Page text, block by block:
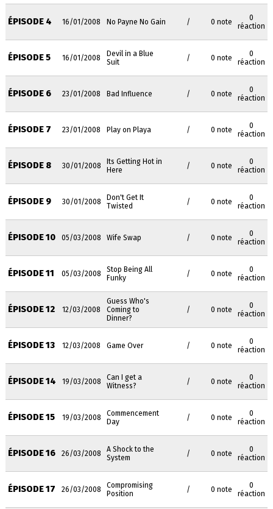
ÉPISODE 4 16/01/2008 No Payne No Gain / 0 note
0
réaction
ÉPISODE 5 16/01/2008
Devil in a Blue
Suit
/ 0 note
0
réaction
ÉPISODE 6 23/01/2008 Bad Influence / 0 note
0
réaction
ÉPISODE 7 23/01/2008 Play on Playa / 0 note
0
réaction
ÉPISODE 8 30/01/2008
Its Getting Hot in
Here
/ 0 note
0
réaction
ÉPISODE 9 30/01/2008
Don't Get It
Twisted
/ 0 note
0
réaction
ÉPISODE 10 05/03/2008 Wife Swap / 0 note
0
réaction
ÉPISODE 11 05/03/2008
Stop Being All
Funky
/ 0 note
0
réaction
ÉPISODE 12 12/03/2008
Guess Who's
Coming to
Dinner?
/ 0 note
0
réaction
ÉPISODE 13 12/03/2008 Game Over / 0 note
0
réaction
ÉPISODE 14 19/03/2008
Can I get a
Witness?
/ 0 note
0
réaction
ÉPISODE 15 19/03/2008
Commencement
Day
/ 0 note
0
réaction
ÉPISODE 16 26/03/2008
A Shock to the
System
/ 0 note
0
réaction
ÉPISODE 17 26/03/2008
Compromising
Position
/ 0 note
0
réaction